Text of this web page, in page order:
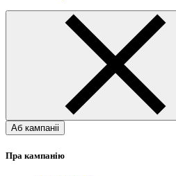
Аб кампаніі
Пра кампанію